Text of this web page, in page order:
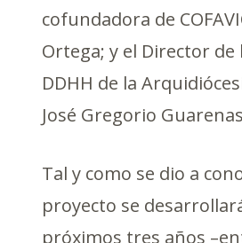
cofundadora de
Ortega; y el Director de
DDHH de la
José Gregorio
Tal y como se dio a
proyecto se
próximos tres años